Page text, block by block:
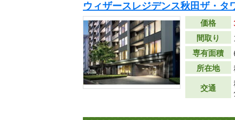
ウィザースレジデンス秋田ザ・
価格
間取り
専有面積
所在地
交通